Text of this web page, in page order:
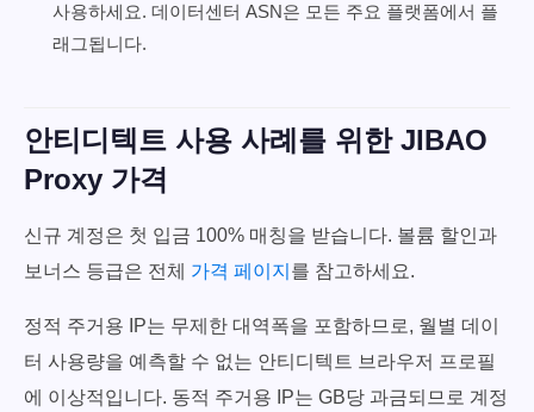
사용하세요. 데이터센터 ASN은 모든 주요 플랫폼에서 플
래그됩니다.
안티디텍트 사용 사례를 위한 JIBAO
Proxy 가격
신규 계정은 첫 입금 100% 매칭을 받습니다. 볼륨 할인과
보너스 등급은 전체 가격 페이지 를 참고하세요.
정적 주거용 IP는 무제한 대역폭을 포함하므로, 월별 데이
터 사용량을 예측할 수 없는 안티디텍트 브라우저 프로필
에 이상적입니다. 동적 주거용 IP는 GB당 과금되므로 계정